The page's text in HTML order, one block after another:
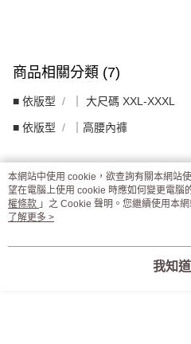
商品相關分類 (7)
■ 依版型 ｜ 大尺碼 XXL-XXXL
■ 依版型 ｜高腰內褲
評價
喜歡這個商品嗎？購買後給他一個
本網站中使用 cookie，欲查詢有關本網站
望在電腦上使用 cookie 時應如何變更電腦
權條款 」之 Cookie 聲明。您繼續使用本
用條款之 Cookie 聲明使用 cookie。
了解更多 >
我知